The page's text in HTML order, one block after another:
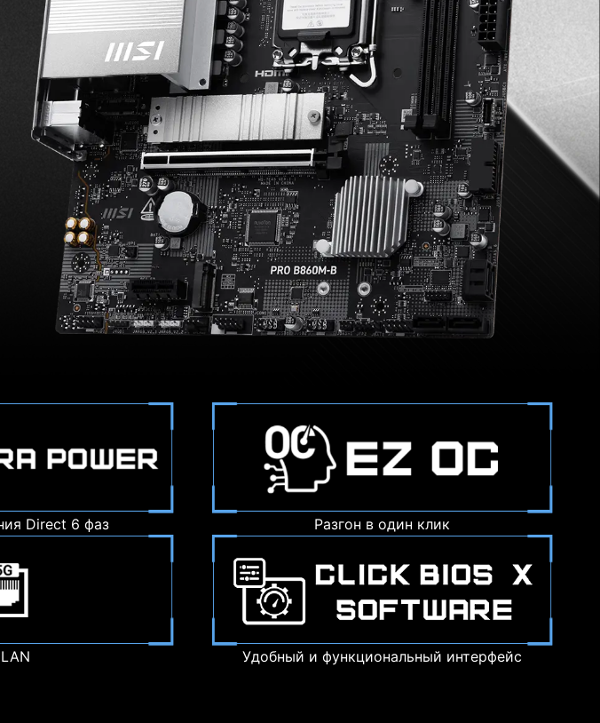
Direct 6 фаз Разгон в один клик
Удобный и функциональный интерфейс